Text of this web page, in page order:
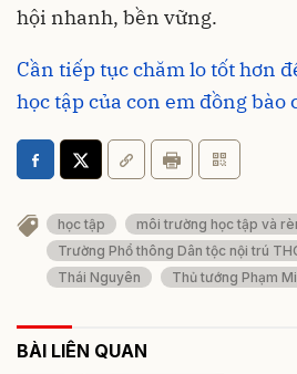
hội nhanh, bền vững.
Cần tiếp tục chăm lo tốt hơn
học tập của con em đồng bào
học tập
môi trường học tập và
Trường Phổ thông Dân tộc nội trú
Thái Nguyên
Thủ tướng Phạm
BÀI LIÊN QUAN